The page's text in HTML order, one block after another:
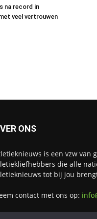
na record in
veel vertrouwen
ONS
is een vzw van
die alle
tot bij jou
contact met ons op: